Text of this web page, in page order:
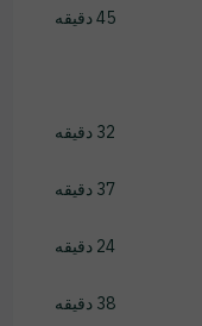
45 دقیقه
32 دقیقه
37 دقیقه
24 دقیقه
38 دقیقه